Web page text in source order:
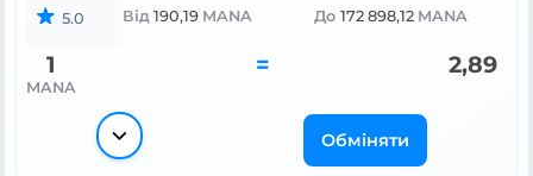
5.0 Від 190,19 MANA До 172 898,12 MANA
1
MANA
= 2,89
Обміняти